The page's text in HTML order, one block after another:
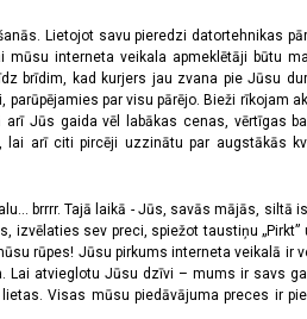
Lietojot savu pieredzi datortehnikas
interneta veikala apmeklētāji būtu
brīdim, kad kurjers jau zvana pie Jūsu
par visu pārējo. Bieži rīkojam
Jūs gaida vēl labākas cenas, vērtīgas
arī citi pircēji uzzinātu par augstākās
brrrr. Tajā laikā - Jūs, savās mājās, siltā
sev preci, spiežot taustiņu „Pirkt”
rūpes! Jūsu pirkums interneta veikalā ir
Lai atvieglotu Jūsu dzīvi – mums ir savs
Visas mūsu piedāvājuma preces ir